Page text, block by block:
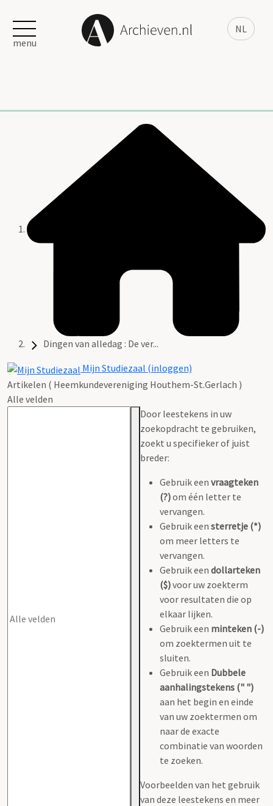
NL
menu
Dingen van alledag : De ver...
Mijn Studiezaal (inloggen)
Artikelen ( Heemkundevereniging Houthem-St.Gerlach )
Alle velden
Door leestekens in uw
zoekopdracht te gebruiken,
zoekt u specifieker of juist
breder:
Gebruik een vraagteken
(?)om één letter te
vervangen.
Gebruik een sterretje (*)
om meer letters te
vervangen.
Gebruik een dollarteken
($)voor uw zoekterm
voor resultaten die op
elkaar lijken.
Gebruik een minteken (-)
om zoektermen uit te
sluiten.
Gebruik een Dubbele
aanhalingstekens (" ")
aan het begin en einde
van uw zoektermen om
naar de exacte
combinatie van woorden
te zoeken.
Voorbeelden van het gebruik
van deze leestekens en meer